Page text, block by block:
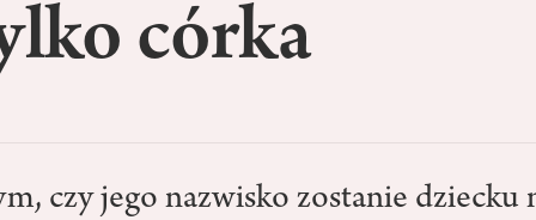
córka
czy jego nazwisko zostanie dziecku